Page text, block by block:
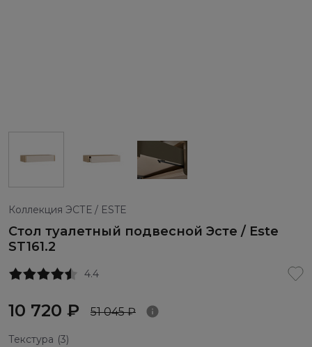
Коллекция ЭСТЕ / ESTE
Стол туалетный подвесной Эсте / Este
ST161.2
4.4
10 720 ₽ 51 045 ₽
Текстура (3)